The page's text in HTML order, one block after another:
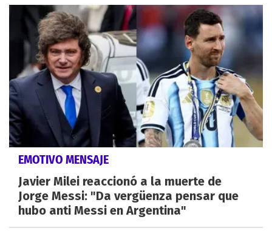
EMOTIVO MENSAJE
Javier Milei reaccionó a la muerte de
Jorge Messi: "Da vergüenza pensar que
hubo anti Messi en Argentina"